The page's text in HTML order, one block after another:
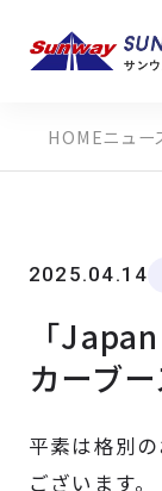
弊社の強
ニュー
2025.04.14
「
カーブ
平素は格別
ございます。